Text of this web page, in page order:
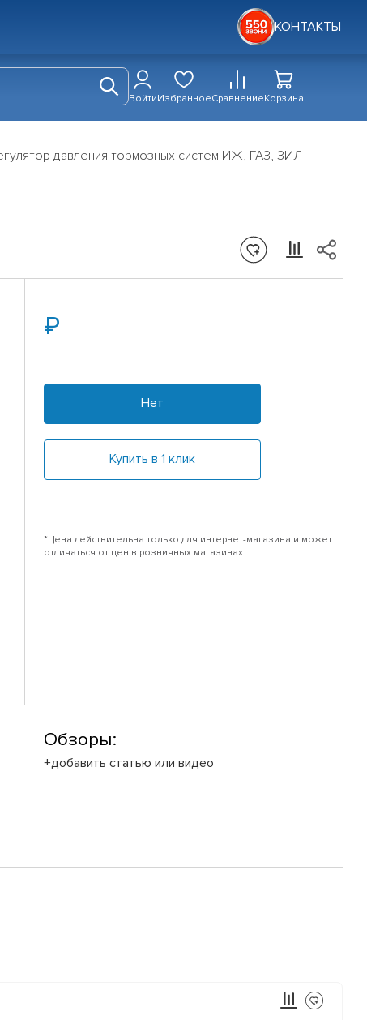
КОНТАКТЫ
ВойтиИзбранноеСравнениеКорзина
давления тормозных систем ИЖ, ГАЗ, ЗИЛ
Нет
Купить в 1 клик
*Цена действительна только для интернет-магазина и может
отличаться от цен в розничных магазинах
Обзоры:
+добавить статью или видео